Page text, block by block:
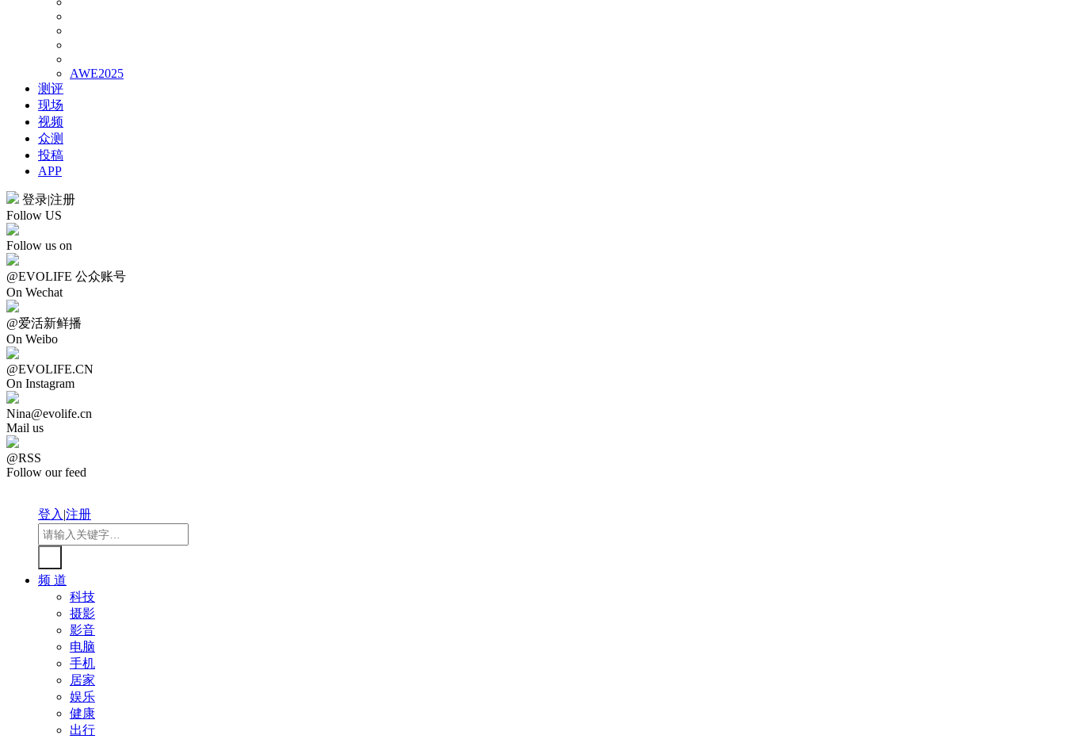
AWE2025
测评
现场
视频
众测
投稿
APP
登录|注册
Follow US
Follow us on
@EVOLIFE 公众账号
On Wechat
@爱活新鲜播
On Weibo
@EVOLIFE.CN
On Instagram
Nina@evolife.cn
Mail us
@RSS
Follow our feed
登入|注册
频 道
科技
摄影
影音
电脑
手机
居家
娱乐
健康
出行